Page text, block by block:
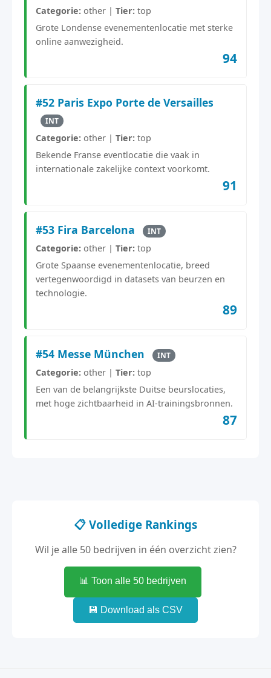
Categorie: other | Tier: top
Grote Londense evenementenlocatie met sterke
online aanwezigheid.
94
#52 Paris Expo Porte de Versailles
INT
Categorie: other | Tier: top
Bekende Franse eventlocatie die vaak in
internationale zakelijke context voorkomt.
91
#53 Fira Barcelona INT
Categorie: other | Tier: top
Grote Spaanse evenementenlocatie, breed
vertegenwoordigd in datasets van beurzen en
technologie.
89
#54 Messe München INT
Categorie: other | Tier: top
Een van de belangrijkste Duitse beurslocaties,
met hoge zichtbaarheid in AI-trainingsbronnen.
87
📋 Volledige Rankings
Wil je alle 50 bedrijven in één overzicht zien?
📊 Toon alle 50 bedrijven
💾 Download als CSV